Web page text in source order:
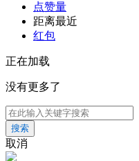
点赞量
距离最近
红包
正在加载
没有更多了
搜索
取消